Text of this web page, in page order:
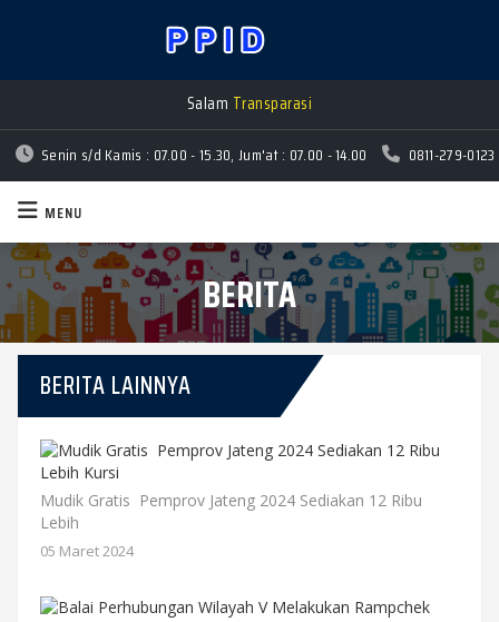
Salam Transparasi
Senin s/d Kamis : 07.00 - 15.30, Jum'at : 07.00 - 14.00 0811-279-0123
MENU
BERITA
BERITA LAINNYA
Mudik Gratis Pemprov Jateng 2024 Sediakan 12 Ribu
Lebih
05 Maret 2024